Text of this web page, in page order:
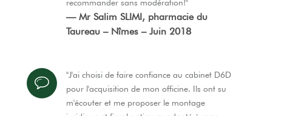
recommander sans modération!"
— Mr Salim SLIMI, pharmacie du
Taureau – Nîmes – Juin 2018
"J'ai choisi de faire confiance au cabinet D6D
pour l'acquisition de mon officine. Ils ont su
m'écouter et me proposer le montage